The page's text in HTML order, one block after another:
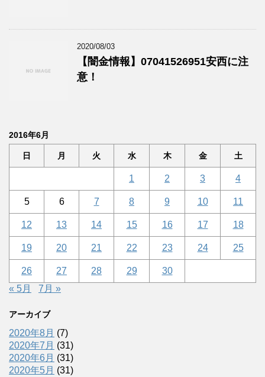
2020/08/03
【闇金情報】07041526951安西に注
意！
2016年6月
日 月 火 水 木 金 土
1 2 3 4
5 6 7 8 9 10 11
12 13 14 15 16 17 18
19 20 21 22 23 24 25
26 27 28 29
30
« 5月
7月 »
アーカイブ
2020年8月 (7)
2020年7月 (31)
2020年6月 (31)
2020年5月 (31)